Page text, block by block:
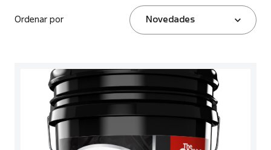
Ordenar por Novedades